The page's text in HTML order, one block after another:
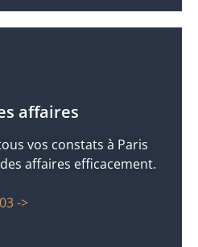
affaires
vos constats à Paris
affaires efficacement.
->